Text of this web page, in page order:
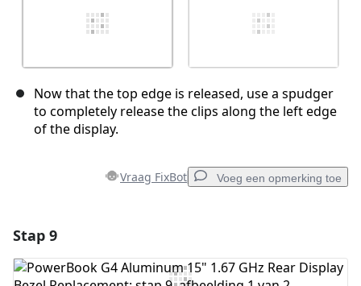
Now that the top edge is released, use a spudger
to completely release the clips along the left edge
of the display.
Vraag FixBot Voeg een opmerking toe
Voeg opmerking toe
Stap 9